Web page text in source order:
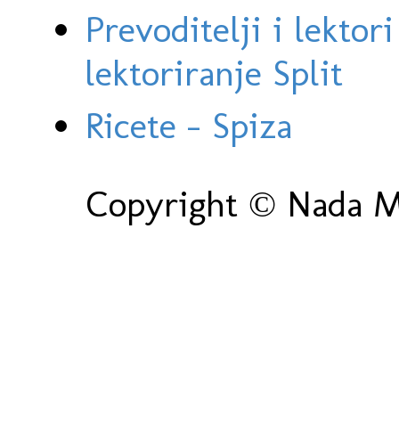
Prevoditelji i
lektoriranje Split
Ricete - Spiza
Copyright © Nada